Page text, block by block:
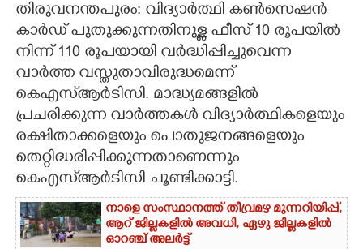
CARTOONS
LITERATURE
ZOOM
CONTACT US
തിരുവനന്തപുരം: വിദ്യാർത്ഥി കൺസെഷൻ
കാർഡ് പുതുക്കുന്നതിനുള്ള ഫീസ് 10 രൂപയിൽ
നിന്ന് 110 രൂപയായി വർദ്ധിപ്പിച്ചുവെന്ന
വാർത്ത വസ്തുതാവിരുദ്ധമെന്ന്
കെഎസ്ആർടിസി. മാദ്ധ്യമങ്ങളിൽ
പ്രചരിക്കുന്ന വാർത്തകൾ വിദ്യാർത്ഥികളെയും
രക്ഷിതാക്കളെയും പൊതുജനങ്ങളെയും
തെറ്റിദ്ധരിപ്പിക്കുന്നതാണെന്നും
കെഎസ്ആർടിസി ചൂണ്ടിക്കാട്ടി.
നാളെ സംസ്ഥാനത്ത് തീവ്രമഴ മുന്നറിയിപ്പ്,​
ആറ് ജില്ലകളിൽ അവധി,​ ഏഴു ജില്ലകളിൽ
ഓറഞ്ച് അലർട്ട്